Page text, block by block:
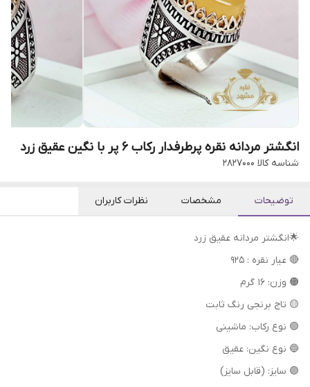
انگشتر مردانه نقره پرطرفدار رکاب ۶ پر با نگین عقیق زرد
شناسه کالا 2827000
توضیحات مشخصات نظرات کاربران
🌟انگشتر مردانه عقیق زرد
🔴 عیار نقره : 925
🟠 وزن: 16 گرم
🟡 تاج برنجی رنگ ثابت
🟢 نوع رکاب: ماشینی
🔵 نوع نگین: عقیق
🟣 سایز: (قابل سایز)